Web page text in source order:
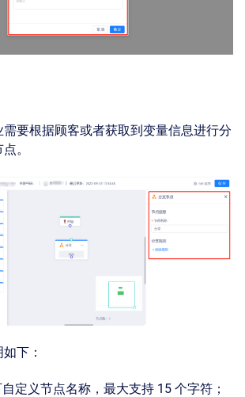
要根据顾客或者获取到变量信息进行分
。
下：
定义节点名称，最大支持 15 个字符；